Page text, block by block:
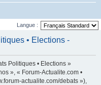
Langue :
• Elections -
Politiques • Elections »
», « Forum-Actualite.com •
actualite.com/debats »),